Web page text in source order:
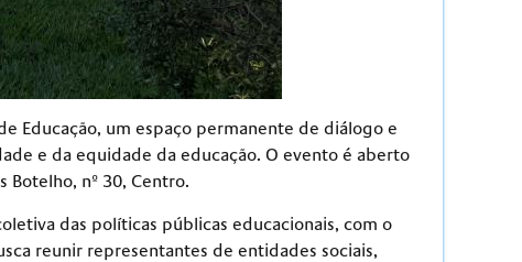
Educação, um espaço permanente de diálogo e
e da equidade da educação. O evento é aberto
Botelho, nº 30, Centro.
das políticas públicas educacionais, com o
reunir representantes de entidades sociais,